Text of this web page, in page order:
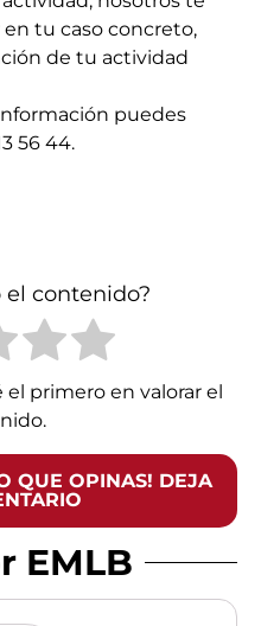
tu caso concreto,
de tu actividad
puedes
56 44.
el contenido?
el primero en valorar el
QUE OPINAS! DEJA
EMLB